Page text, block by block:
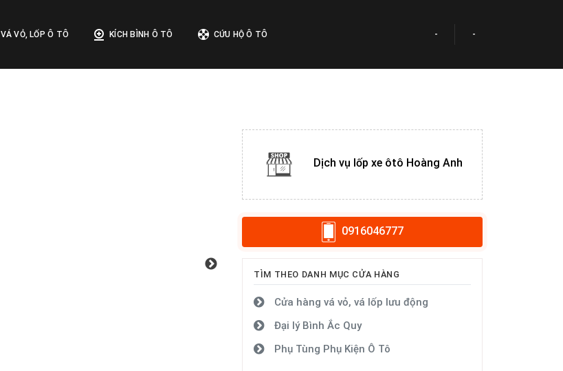
VÁ VỎ, LỐP Ô TÔ KÍCH BÌNH Ô TÔ CỨU HỘ Ô TÔ - -
Dịch vụ lốp xe ôtô Hoàng Anh
0916046777
TÌM THEO DANH MỤC CỬA HÀNG
Cửa hàng vá vỏ, vá lốp lưu động
Đại lý Bình Ắc Quy
Phụ Tùng Phụ Kiện Ô Tô